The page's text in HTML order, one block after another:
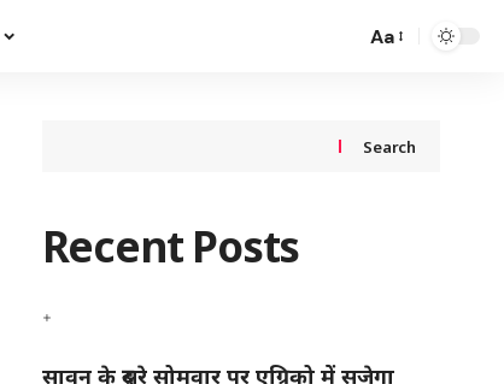
Aa
Search
Recent Posts
सावन के दूसरे सोमवार पर एग्रिको में सजेगा